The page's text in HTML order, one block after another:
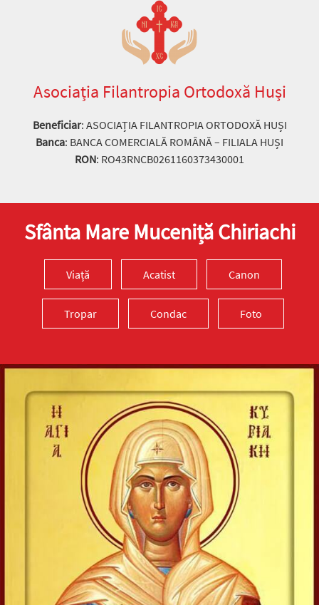
Asociația Filantropia Ortodoxă Huși
Beneficiar: ASOCIAȚIA FILANTROPIA ORTODOXĂ HUȘI
Banca: BANCA COMERCIALĂ ROMÂNĂ – FILIALA HUȘI
RON: RO43RNCB0261160373430001
Sfânta Mare Muceniță Chiriachi
Viață Acatist Canon
Tropar Condac Foto